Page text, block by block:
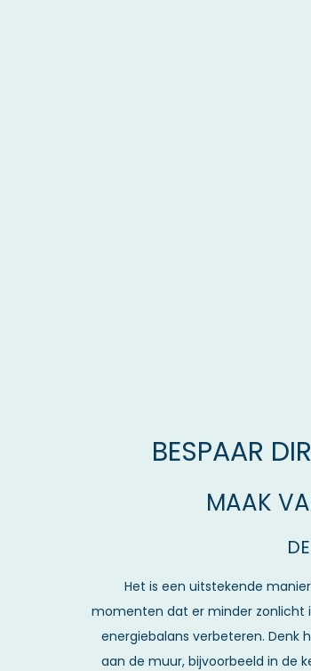
BESPAAR
MAAK
Het is een uitstekende
momenten dat er minder zonlicht
energiebalans verbeteren. Denk
aan de muur, bijvoorbeeld in de